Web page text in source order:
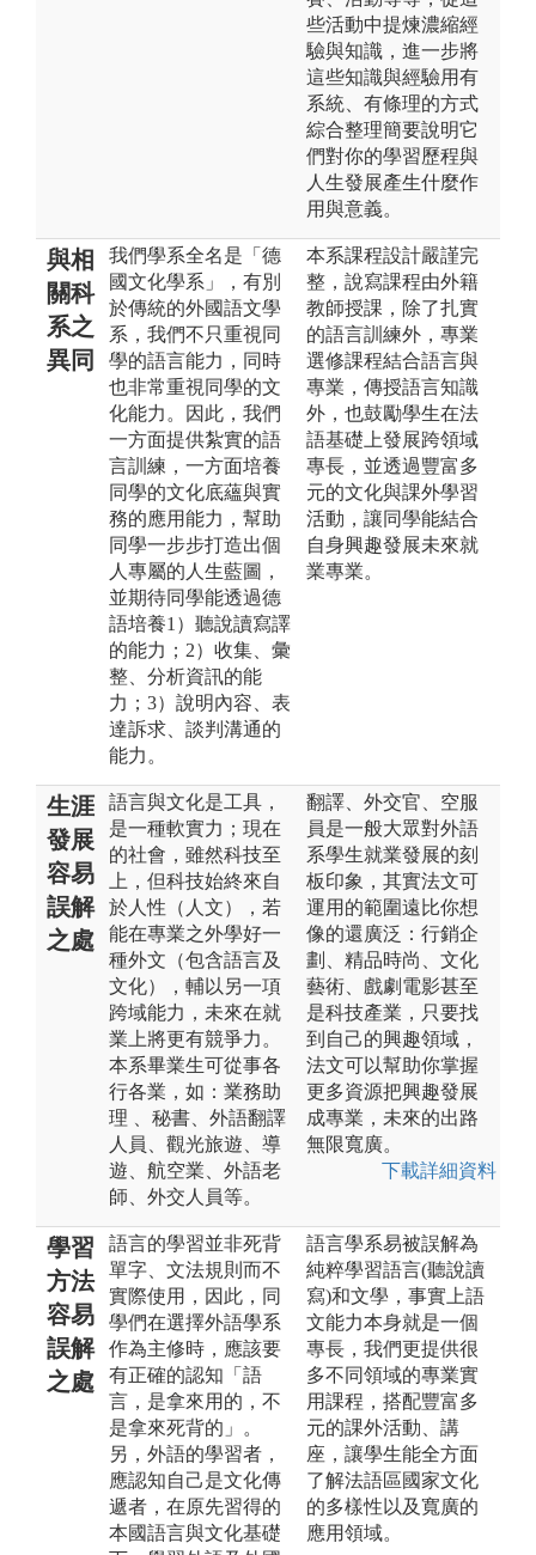
些活動中提煉濃縮經
驗與知識，進一步將
這些知識與經驗用有
系統、有條理的方式
綜合整理簡要說明它
們對你的學習歷程與
人生發展產生什麼作
用與意義。
與相
關科
系之
異同
我們學系全名是「德
國文化學系」，有別
於傳統的外國語文學
系，我們不只重視同
學的語言能力，同時
也非常重視同學的文
化能力。因此，我們
一方面提供紮實的語
言訓練，一方面培養
同學的文化底蘊與實
務的應用能力，幫助
同學一步步打造出個
人專屬的人生藍圖，
並期待同學能透過德
語培養1）聽說讀寫譯
的能力；2）收集、彙
整、分析資訊的能
力；3）說明內容、表
達訴求、談判溝通的
能力。
本系課程設計嚴謹完
整，說寫課程由外籍
教師授課，除了扎實
的語言訓練外，專業
選修課程結合語言與
專業，傳授語言知識
外，也鼓勵學生在法
語基礎上發展跨領域
專長，並透過豐富多
元的文化與課外學習
活動，讓同學能結合
自身興趣發展未來就
業專業。
生涯
發展
容易
誤解
之處
語言與文化是工具，
是一種軟實力；現在
的社會，雖然科技至
上，但科技始終來自
於人性（人文），若
能在專業之外學好一
種外文（包含語言及
文化），輔以另一項
跨域能力，未來在就
業上將更有競爭力。
本系畢業生可從事各
行各業，如：業務助
理 、秘書、外語翻譯
人員、觀光旅遊、導
遊、航空業、外語老
師、外交人員等。
翻譯、外交官、空服
員是一般大眾對外語
系學生就業發展的刻
板印象，其實法文可
運用的範圍遠比你想
像的還廣泛：行銷企
劃、精品時尚、文化
藝術、戲劇電影甚至
是科技產業，只要找
到自己的興趣領域，
法文可以幫助你掌握
更多資源把興趣發展
成專業，未來的出路
無限寬廣。
下載詳細資料
學習
方法
容易
誤解
之處
語言的學習並非死背
單字、文法規則而不
實際使用，因此，同
學們在選擇外語學系
作為主修時，應該要
有正確的認知「語
言，是拿來用的，不
是拿來死背的」。
另，外語的學習者，
應認知自己是文化傳
遞者，在原先習得的
本國語言與文化基礎
語言學系易被誤解為
純粹學習語言(聽說讀
寫)和文學，事實上語
文能力本身就是一個
專長，我們更提供很
多不同領域的專業實
用課程，搭配豐富多
元的課外活動、講
座，讓學生能全方面
了解法語區國家文化
的多樣性以及寬廣的
應用領域。